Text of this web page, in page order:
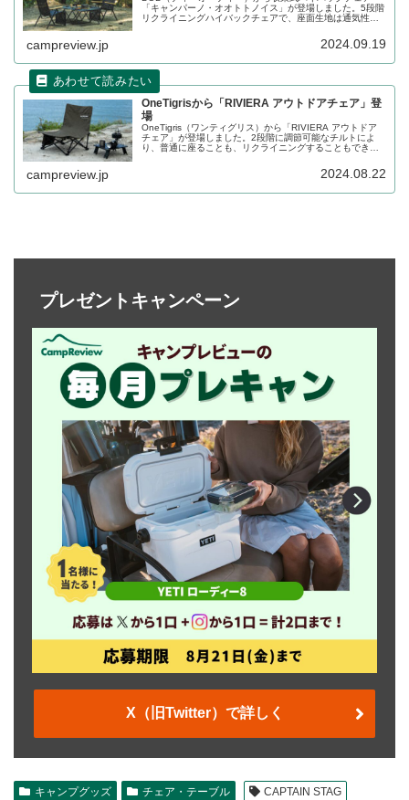
「キャンパーノ・オオトトノイス」が登場しました。5段階
リクライニングハイバックチェアで、座面生地は通気性の
はコンパクトに収納できます。詳細をレビューします。
campreview.jp 2024.09.19
OneTigrisから「RIVIERA アウトドアチェア」登
場
OneTigris（ワンティグリス）から「RIVIERA アウトドア
チェア」が登場しました。2段階に調節可能なチルトによ
り、普通に座ることも、リクライニングすることもできる
campreview.jp 2024.08.22
プレゼントキャンペーン
X（旧Twitter）で詳しく
キャンプグッズ チェア・テーブル
CAPTAIN STAG